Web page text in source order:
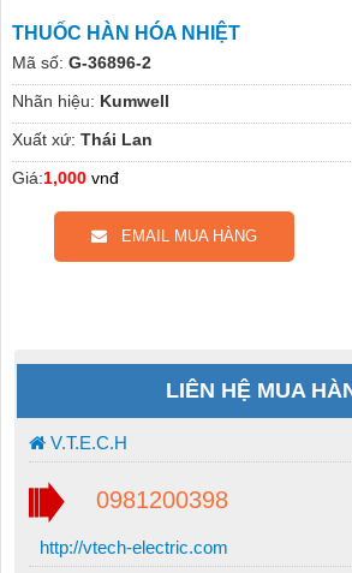
THUỐC HÀN HÓA NHIỆT
Mã số: G-36896-2
Nhãn hiệu: Kumwell
Xuất xứ: Thái Lan
Giá:1,000 vnđ
EMAIL MUA HÀNG
LIÊN HỆ MUA
V.T.E.C.H
0981200398
http://vtech-electric.com